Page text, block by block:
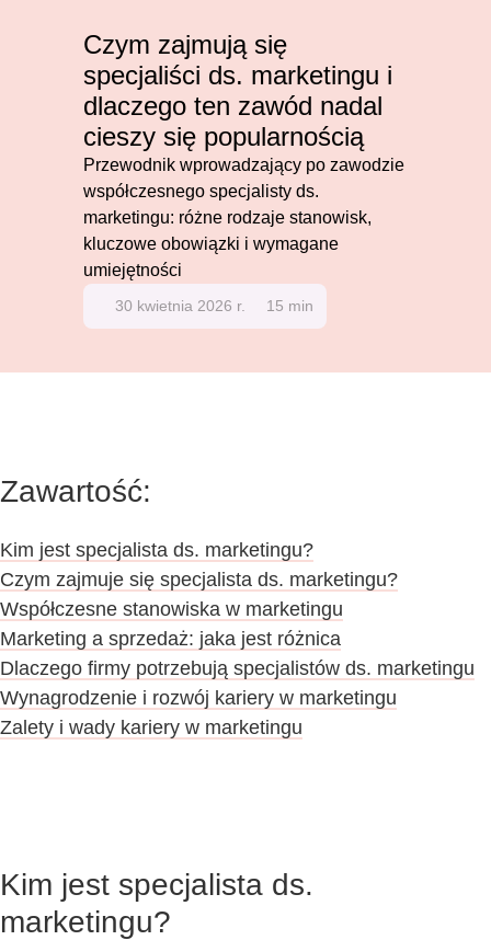
Czym zajmują się
specjaliści ds. marketingu i
dlaczego ten zawód nadal
cieszy się popularnością
Przewodnik wprowadzający po zawodzie
współczesnego specjalisty ds.
marketingu: różne rodzaje stanowisk,
kluczowe obowiązki i wymagane
umiejętności
30 kwietnia 2026 r. 15 min
Zawartość:
Kim jest specjalista ds. marketingu?
Czym zajmuje się specjalista ds. marketingu?
Współczesne stanowiska w marketingu
Marketing a sprzedaż: jaka jest różnica
Dlaczego firmy potrzebują specjalistów ds. marketingu
Wynagrodzenie i rozwój kariery w marketingu
Zalety i wady kariery w marketingu
Kim jest specjalista ds.
marketingu?